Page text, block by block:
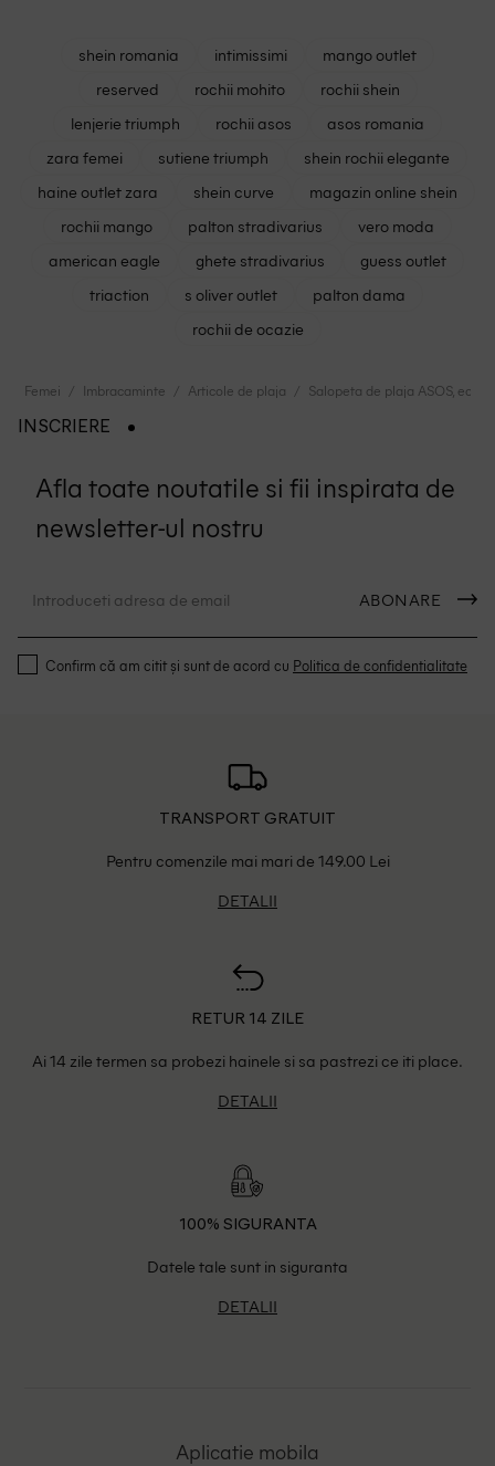
shein romania intimissimi
mango outlet
reserved
rochii mohito
rochii shein
lenjerie triumph
rochii asos
asos romania
zara femei
sutiene triumph
shein rochii elegante
haine outlet zara
shein curve
magazin online shein
rochii mango
palton stradivarius
vero moda
american eagle
ghete stradivarius
guess outlet
triaction
s oliver outlet
palton dama
rochii de ocazie
Femei Imbracaminte Articole de plaja Salopeta de plaja ASOS, ecru
INSCRIERE
Afla toate noutatile si fii inspirata de
newsletter-ul nostru
ABONARE
Confirm că am citit și sunt de acord cu Politica de confidentialitate
TRANSPORT GRATUIT
Pentru comenzile mai mari de 149.00 Lei
DETALII
RETUR 14 ZILE
Ai 14 zile termen sa probezi hainele si sa pastrezi ce iti place.
DETALII
100% SIGURANTA
Datele tale sunt in siguranta
DETALII
Aplicatie mobila